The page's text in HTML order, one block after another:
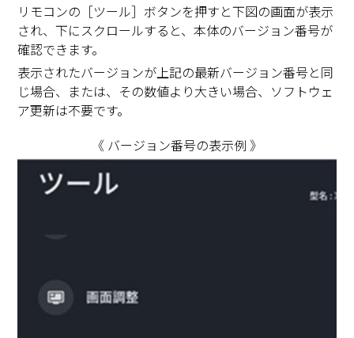
リモコンの［ツール］ボタンを押すと下図の画面が表示
され、下にスクロールすると、本体のバージョン番号が
確認できます。
表示されたバージョンが上記の最新バージョン番号と同
じ場合、または、その数値より大きい場合、ソフトウェ
ア更新は不要です。
《 バージョン番号の表示例 》